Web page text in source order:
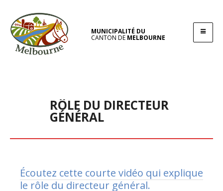
MUNICIPALITÉ DU
CANTON DE MELBOURNE
RÔLE DU DIRECTEUR
GÉNÉRAL
Écoutez cette courte vidéo qui explique
le rôle du directeur général.